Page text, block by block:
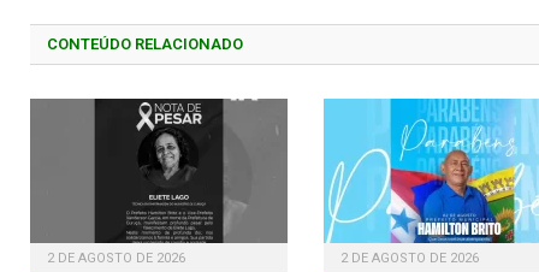
CONTEÚDO RELACIONADO
2 DE AGOSTO DE 2026 2 DE AGOSTO DE 2026